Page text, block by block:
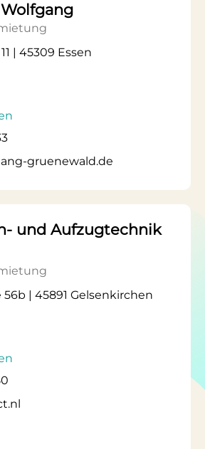
| 45309 Essen
gruenewald.de
und Aufzugtechnik
| 45891 Gelsenkirchen